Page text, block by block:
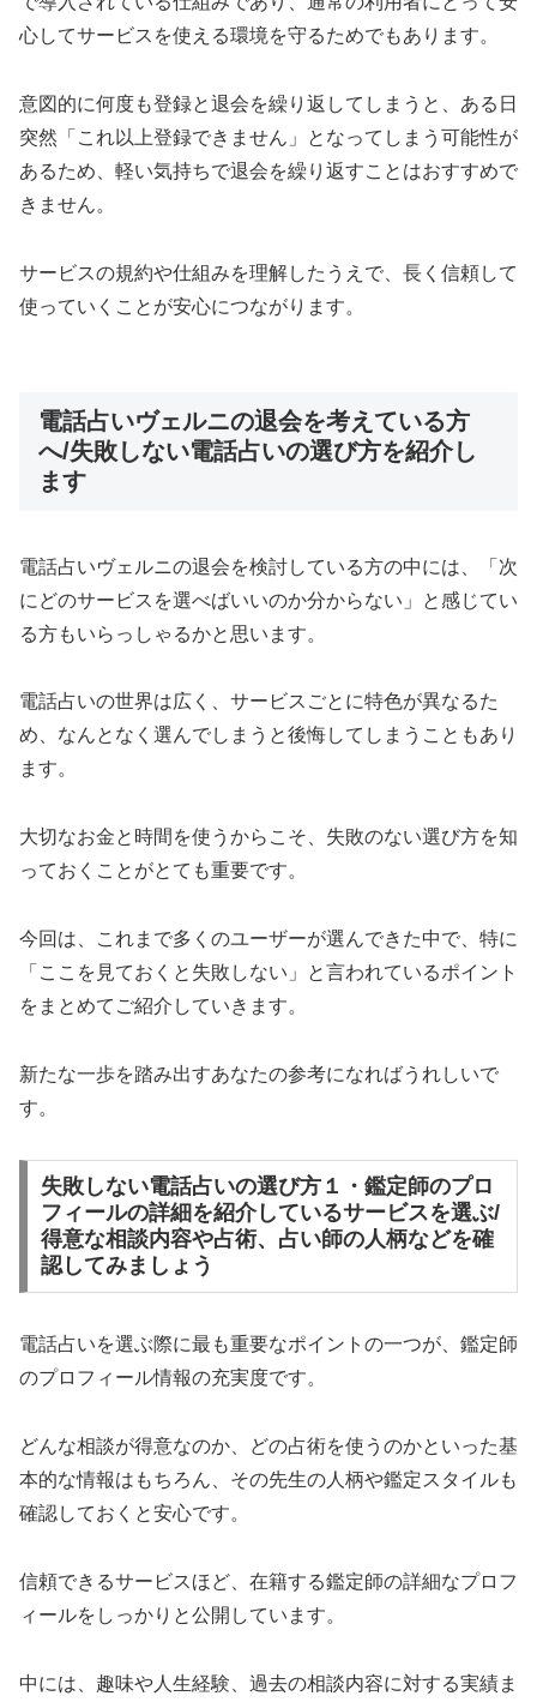
心してサービスを使える環境を守るためでもあります。
意図的に何度も登録と退会を繰り返してしまうと、ある日
突然「これ以上登録できません」となってしまう可能性が
あるため、軽い気持ちで退会を繰り返すことはおすすめで
きません。
サービスの規約や仕組みを理解したうえで、長く信頼して
使っていくことが安心につながります。
電話占いヴェルニの退会を考えている方
へ/失敗しない電話占いの選び方を紹介し
ます
電話占いヴェルニの退会を検討している方の中には、「次
にどのサービスを選べばいいのか分からない」と感じてい
る方もいらっしゃるかと思います。
電話占いの世界は広く、サービスごとに特色が異なるた
め、なんとなく選んでしまうと後悔してしまうこともあり
ます。
大切なお金と時間を使うからこそ、失敗のない選び方を知
っておくことがとても重要です。
今回は、これまで多くのユーザーが選んできた中で、特に
「ここを見ておくと失敗しない」と言われているポイント
をまとめてご紹介していきます。
新たな一歩を踏み出すあなたの参考になればうれしいで
す。
失敗しない電話占いの選び方１・鑑定師のプロ
フィールの詳細を紹介しているサービスを選ぶ/
得意な相談内容や占術、占い師の人柄などを確
認してみましょう
電話占いを選ぶ際に最も重要なポイントの一つが、鑑定師
のプロフィール情報の充実度です。
どんな相談が得意なのか、どの占術を使うのかといった基
本的な情報はもちろん、その先生の人柄や鑑定スタイルも
確認しておくと安心です。
信頼できるサービスほど、在籍する鑑定師の詳細なプロフ
ィールをしっかりと公開しています。
中には、趣味や人生経験、過去の相談内容に対する実績ま